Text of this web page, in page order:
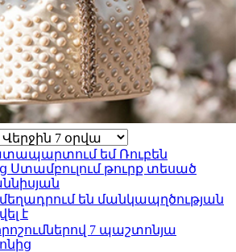
եմ Ռուբեն
Ստամբուլում թուրք տեսած
են մանկապղծության
է
7 պաշտոնյա